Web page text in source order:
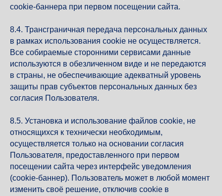
cookie-баннера при первом посещении сайта.
8.4. Трансграничная передача персональных данных
в рамках использования cookie не осуществляется.
Все собираемые сторонними сервисами данные
используются в обезличенном виде и не передаются
в страны, не обеспечивающие адекватный уровень
защиты прав субъектов персональных данных без
согласия Пользователя.
8.5. Установка и использование файлов cookie, не
относящихся к технически необходимым,
осуществляется только на основании согласия
Пользователя, предоставленного при первом
посещении сайта через интерфейс уведомления
(cookie-баннер). Пользователь может в любой момент
изменить своё решение, отключив cookie в